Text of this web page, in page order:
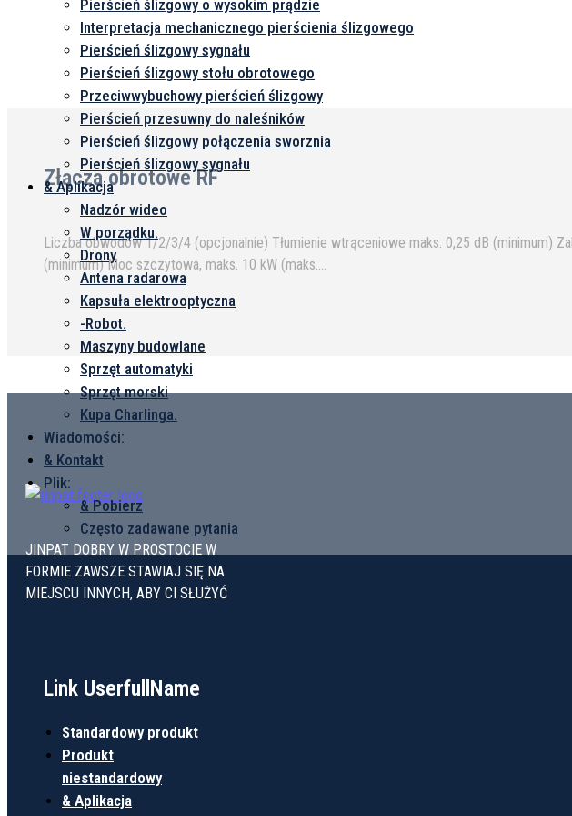
Pierścień ślizgowy o wysokim prądzie
Interpretacja mechanicznego pierścienia ślizgowego
Pierścień ślizgowy sygnału
Pierścień ślizgowy stołu obrotowego
Przeciwwybuchowy pierścień ślizgowy
Pierścień przesuwny do naleśników
Pierścień ślizgowy połączenia sworznia
Pierścień ślizgowy sygnału
& Aplikacja
Nadzór wideo
W porządku.
Drony
Antena radarowa
Kapsuła elektrooptyczna
-Robot.
Maszyny budowlane
Sprzęt automatyki
Sprzęt morski
Kupa Charlinga.
Wiadomości:
& Kontakt
Plik:
& Pobierz
Często zadawane pytania
Złącza obrotowe RF
Liczba obwodów 1/2/3/4 (opcjonalnie) Tłumienie wtrąceniowe maks. 0,25 dB (minimum)
(minimum) Moc szczytowa, maks. 10 kW (maks....
JINPAT DOBRY W PROSTOCIE W
FORMIE ZAWSZE STAWIAJ SIĘ NA
MIEJSCU INNYCH, ABY CI SŁUŻYĆ
Link UserfullName
Standardowy produkt
Produkt
niestandardowy
& Aplikacja